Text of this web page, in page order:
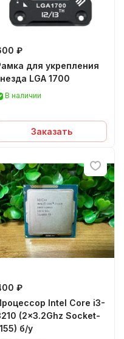
₽
для укрепления
LGA 1700
В наличии
Заказать
₽
Intel Core i3-
(2x3.2Ghz Socket-
б/у